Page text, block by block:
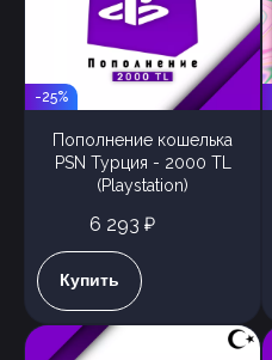
-25%
Пополнение кошелька
PSN Турция - 2000 TL
(Playstation)
6 293 ₽
Купить